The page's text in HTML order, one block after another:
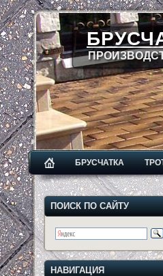
БРУСЧАТКА
ПОИСК ПО САЙТУ
НАВИГАЦИЯ